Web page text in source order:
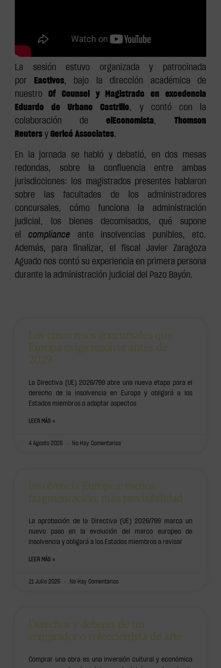
La sesión estuvo organizada y patrocinada
por
Eactivos, bajo la dirección académica de
nuestro Of Counsel y Magistrado en excedencia
Eduardo de Urbano Castrillo, y contó con la
colaboración de elEconomista, Thomson
Reuters y Gericó Associates.
En la jornada se habló y debatió, en dos mesas
redondas, sobre la confluencia entre ambas
jurisdicciones: los magistrados presentes hablaron
sobre las facultades de los administradores
concursales, cómo funciona la administración
judicial, los bienes decomisados, qué supone
elcompliance ante insolvencias punibles, etc.
Además, para finalizar, el fiscal Javier Zaragoza
Aguado nos contó su experiencia en primera persona
durante la administración judicial del Pazo Bayón.
Los cinco retos concursales que
Europa exige resolver antes de
2029
La Directiva (UE) 2026/799 abre una nueva etapa para el
derecho de la insolvencia en Europa y obligará a los
Estados miembros a adaptar aspectos
LEER MÁS »
4 Agosto 2026 No Hay Comentarios
Insolvencia Europea: menos
fragmentación, más previsibilidad
La aprobación de la Directiva (UE) 2026/799 marca un
nuevo paso en la evolución del marco europeo de
insolvencia y obligará a los Estados miembros a revisar
LEER MÁS »
21 Julio 2026 No Hay Comentarios
Derechos y deberes de un
comprador o coleccionista de arte
Comprar una obra es una inversión cultural y económica